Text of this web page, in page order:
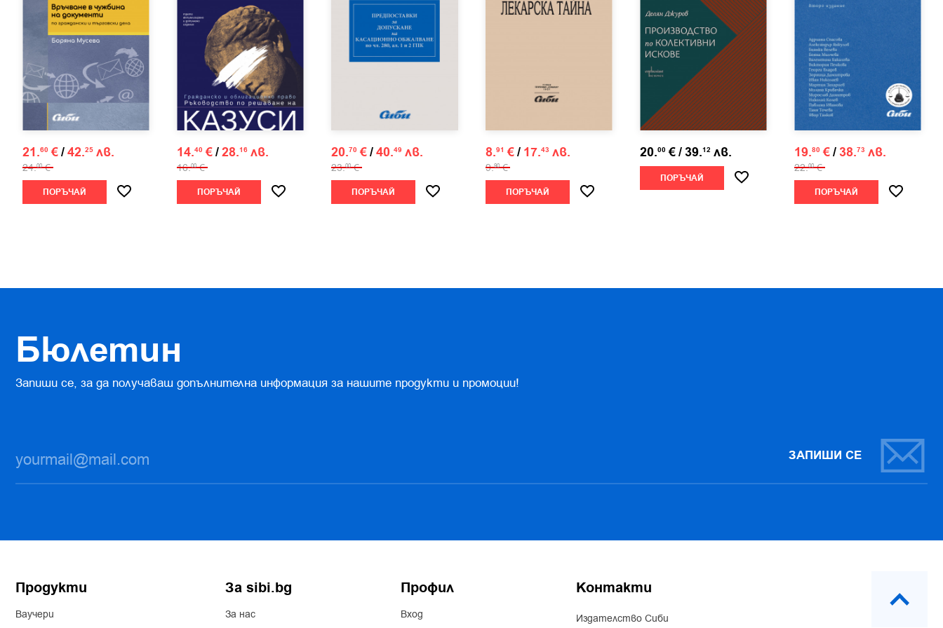
21.60 €/42.25 лв.
24.00 €
ПОРЪЧАЙ
14.40 €/28.16 лв.
16.00 €
ПОРЪЧАЙ
20.70 €/40.49 лв.
23.00 €
ПОРЪЧАЙ
8.91 €/ 17.43 лв.
9.90 €
ПОРЪЧАЙ
20.00 €/39.12 лв.
ПОРЪЧАЙ
19.80 €/38.73 лв.
22.00 €
ПОРЪЧАЙ
Бюлетин
Запиши се, за да получаваш допълнителна информация за нашите продукти и промоции!
ЗАПИШИ СЕ
Продукти
Ваучери
За sibi.bg
За нас
Профил
Вход
Контакти
Издателство Сиби